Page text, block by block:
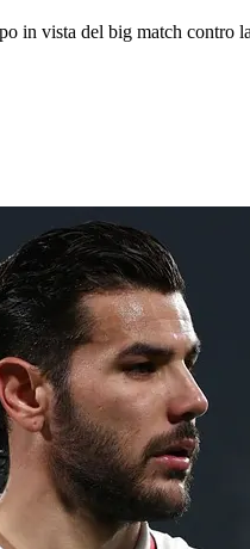
in vista del big match contro